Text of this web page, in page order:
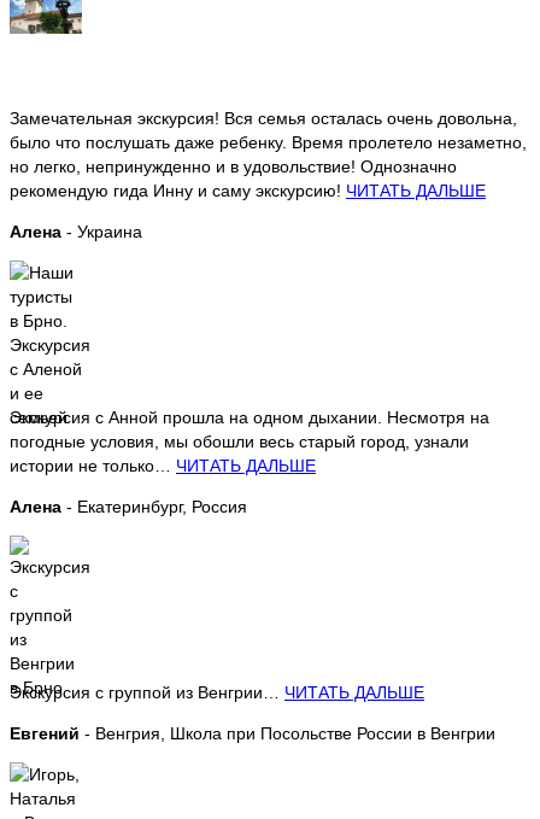
Замечательная экскурсия! Вся семья осталась очень довольна,
было что послушать даже ребенку. Время пролетело незаметно,
но легко, непринужденно и в удовольствие! Однозначно
рекомендую гида Инну и саму экскурсию! ЧИТАТЬ ДАЛЬШЕ
Алена - Украина
Экскурсия с Анной прошла на одном дыхании. Несмотря на
погодные условия, мы обошли весь старый город, узнали
истории не только… ЧИТАТЬ ДАЛЬШЕ
Алена - Екатеринбург, Россия
Экскурсия с группой из Венгрии… ЧИТАТЬ ДАЛЬШЕ
Евгений - Венгрия, Школа при Посольстве России в Венгрии